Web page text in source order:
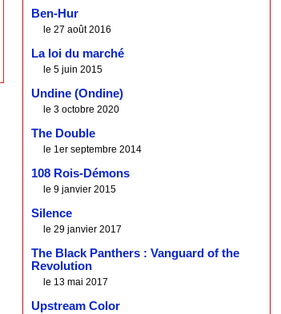
Ben-Hur
le 27 août 2016
La loi du marché
le 5 juin 2015
Undine (Ondine)
le 3 octobre 2020
The Double
le 1er septembre 2014
108 Rois-Démons
le 9 janvier 2015
Silence
le 29 janvier 2017
The Black Panthers : Vanguard of the
Revolution
le 13 mai 2017
Upstream Color